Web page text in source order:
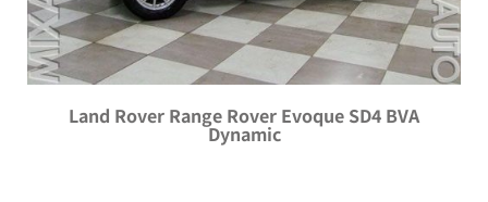
Land Rover Range Rover Evoque SD4 BVA
Dynamic